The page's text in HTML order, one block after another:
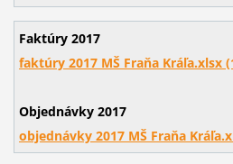
Faktúry 2017
faktúry 2017 MŠ Fraňa Kráľa.xlsx
Objednávky 2017
objednávky 2017 MŠ Fraňa